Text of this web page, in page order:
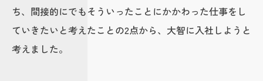
ち、間接的にでもそういったことにかかわった仕事をし
ていきたいと考えたことの2点から、大智に入社しようと
考えました。